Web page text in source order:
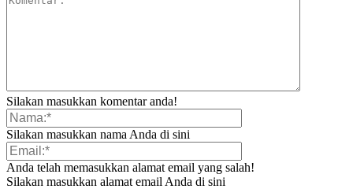
Silakan masukkan komentar anda!
Silakan masukkan nama Anda di sini
Anda telah memasukkan alamat email yang salah!
Silakan masukkan alamat email Anda di sini